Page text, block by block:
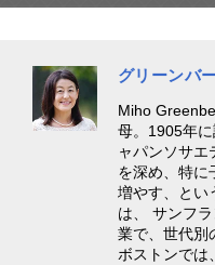
グリーンバ
Miho
母。1905年
ャパンソサエ
を深め、特に
増やす、とい
は、 サンフ
業で、世代別
ボストンでは